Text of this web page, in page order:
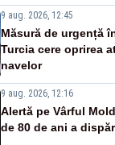
9 aug. 2026, 12:45
Măsură de urgență
Turcia cere oprirea
navelor
9 aug. 2026, 12:16
Alertă pe Vârful
de 80 de ani a